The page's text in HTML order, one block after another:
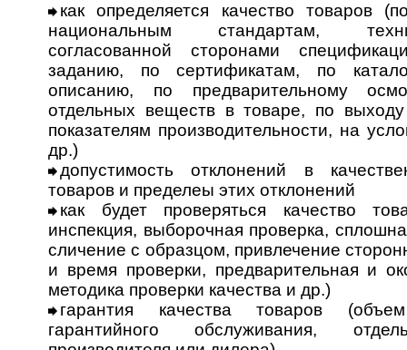
как определяется качество товаров
национальным стандартам,
согласованной сторонами
заданию, по сертификатам, по
описанию, по предварительному
отдельных веществ в товаре, по выходу
показателям производительности, на
др.)
допустимость отклонений в
товаров и пределеы этих отклонений
как будет проверяться качество
инспекция, выборочная проверка,
сличение с образцом, привлечение
и время проверки, предварительная и
методика проверки качества и др.)
гарантия качества товаров
гарантийного обслуживания,